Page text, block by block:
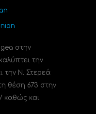
στην
την
την Ν. Στερεά
θέση 673 στην
καθώς και